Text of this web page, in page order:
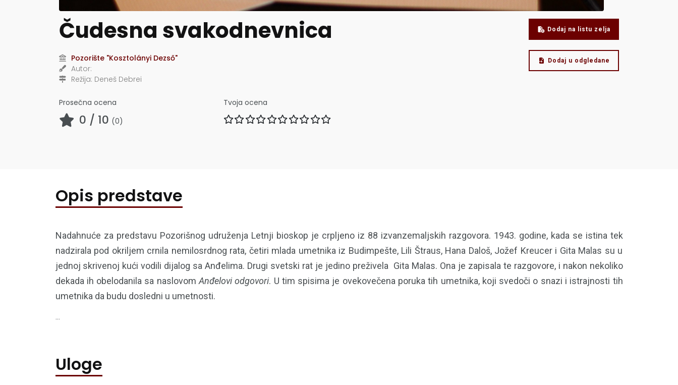
Čudesna svakodnevnica
Pozorište "Kosztolányi Dezső"
Autor:
Režija: Deneš Debrei
Prosečna ocena
0 / 10 (0)
Tvoja ocena
Dodaj na listu zelja
Dodaj u odgledane
Opis predstave
Nadahnuće za predstavu Pozorišnog udruženja Letnji bioskop je crpljeno iz 88 izvanzemaljskih razgovora. 1943. godine, kada se istina tek
nadzirala pod okriljem crnila nemilosrdnog rata, četiri mlada umetnika iz Budimpešte, Lili Štraus, Hana Daloš, Jožef Kreucer i Gita Malas su u
jednoj skrivenoj kući vodili dijalog sa Anđelima. Drugi svetski rat je jedino preživela Gita Malas. Ona je zapisala te razgovore, i nakon nekoliko
dekada ih obelodanila sa naslovom Anđelovi odgovori. U tim spisima je ovekovečena poruka tih umetnika, koji svedoči o snazi i istrajnosti tih
umetnika da budu dosledni u umetnosti.
...
Uloge